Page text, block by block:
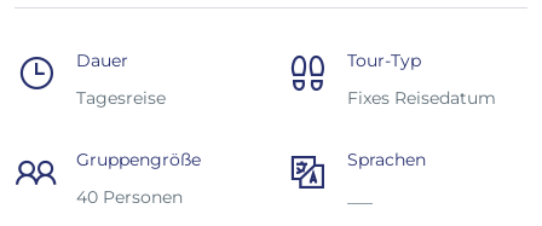
Dauer
Tagesreise
Tour-Typ
Fixes Reisedatum
Gruppengröße
40 Personen
Sprachen